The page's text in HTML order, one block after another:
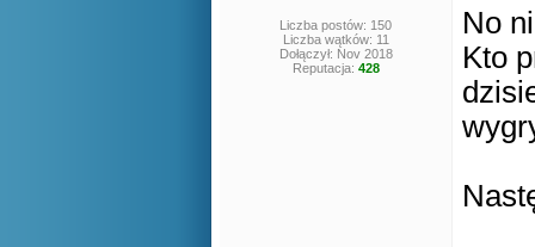
Liczba postów: 150
Liczba wątków: 11
Dołączył: Nov 2018
Reputacja: 428
No
Kto